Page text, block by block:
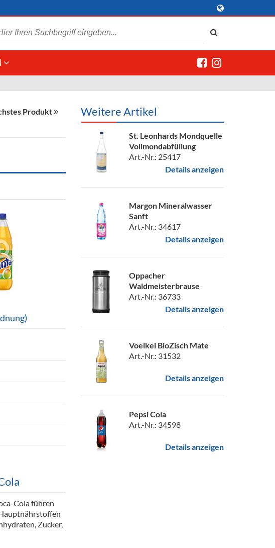
Produkt
Cola führen
Zucker,
Weitere Artikel
St. Leonhards Mondquelle
Vollmondabfüllung
Art.-Nr.: 25417
Details anzeigen
Margon Mineralwasser
Sanft
Art.-Nr.: 34617
Details anzeigen
Oppacher
Waldmeisterbrause
Art.-Nr.: 36733
Details anzeigen
Voelkel BioZisch Mate
Art.-Nr.: 31532
Details anzeigen
Pepsi Cola
Art.-Nr.: 34598
Details anzeigen